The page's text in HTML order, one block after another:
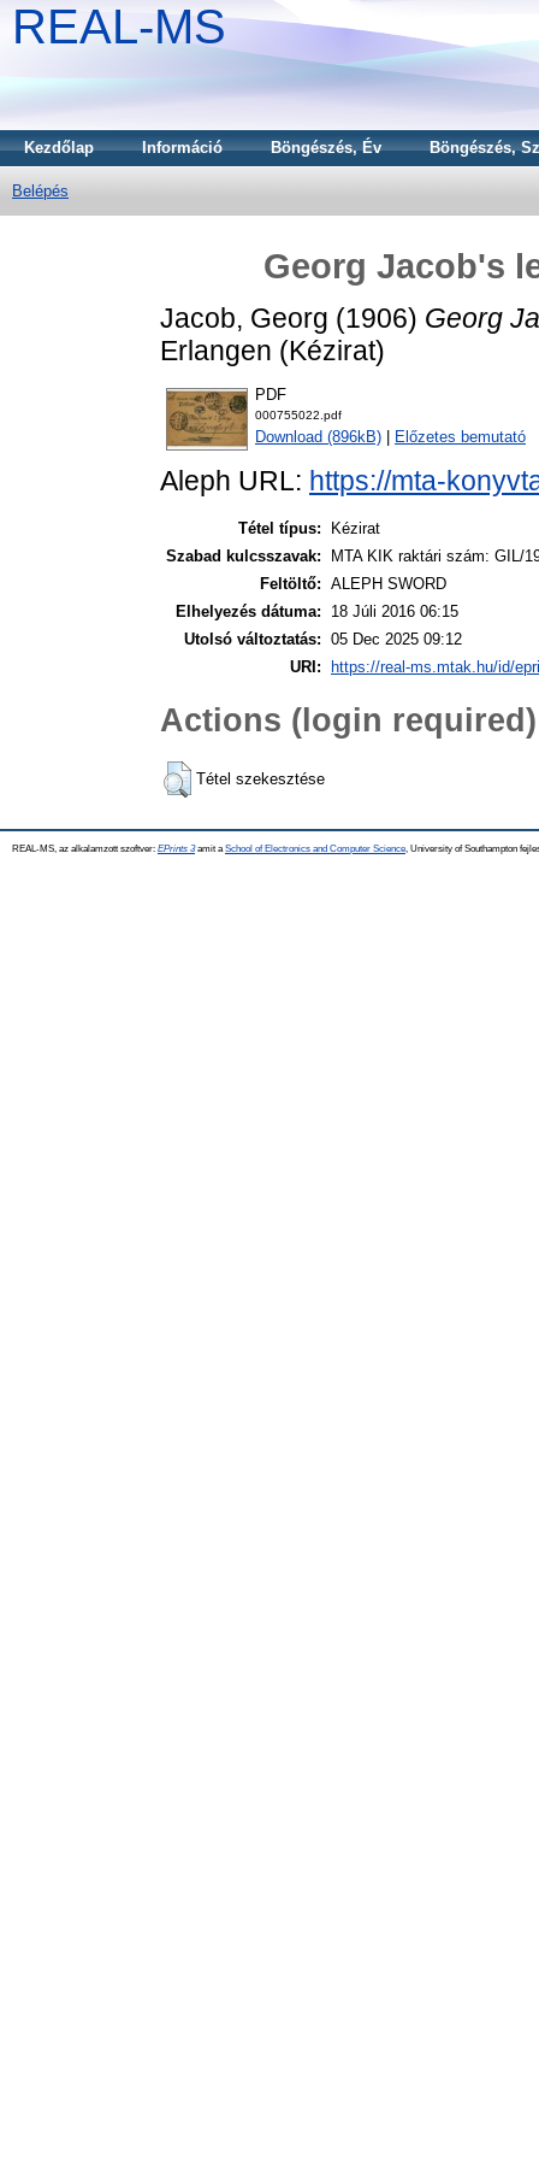
REAL-MS
Kezdőlap Információ Böngészés, Év Böngészés,
Belépés
Georg Jacob's
Jacob, Georg (1906) Georg
Erlangen (Kézirat)
PDF
000755022.pdf
Download (896kB) Előzetes bemutató
Aleph URL: https://mta-
Tétel típus:
Kézirat
Szabad kulcsszavak:
MTA KIK raktári szám: GIL/
Feltöltő: ALEPH SWORD
Elhelyezés dátuma:
18 Júli 2016 06:15
Utolsó változtatás: 05 Dec 2025 09:12
URI:
https://real-ms.mtak.hu/id/
Actions (login required)
Tétel szekesztése
REAL-MS, az alkalamzott szoftver: EPrints 3amit a School of Electronics and Computer Science , University of Southampton